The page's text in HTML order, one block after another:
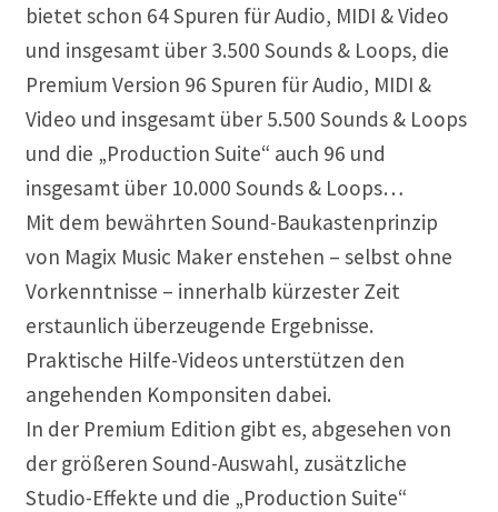
bietet schon 64 Spuren für Audio, MIDI & Video
und insgesamt über 3.500 Sounds & Loops, die
Premium Version 96 Spuren für Audio, MIDI &
Video und insgesamt über 5.500 Sounds & Loops
und die „Production Suite“ auch 96 und
insgesamt über 10.000 Sounds & Loops…
Mit dem bewährten Sound-Baukastenprinzip
von Magix Music Maker enstehen – selbst ohne
Vorkenntnisse – innerhalb kürzester Zeit
erstaunlich überzeugende Ergebnisse.
Praktische Hilfe-Videos unterstützen den
angehenden Komponsiten dabei.
In der Premium Edition gibt es, abgesehen von
der größeren Sound-Auswahl, zusätzliche
Studio-Effekte und die „Production Suite“